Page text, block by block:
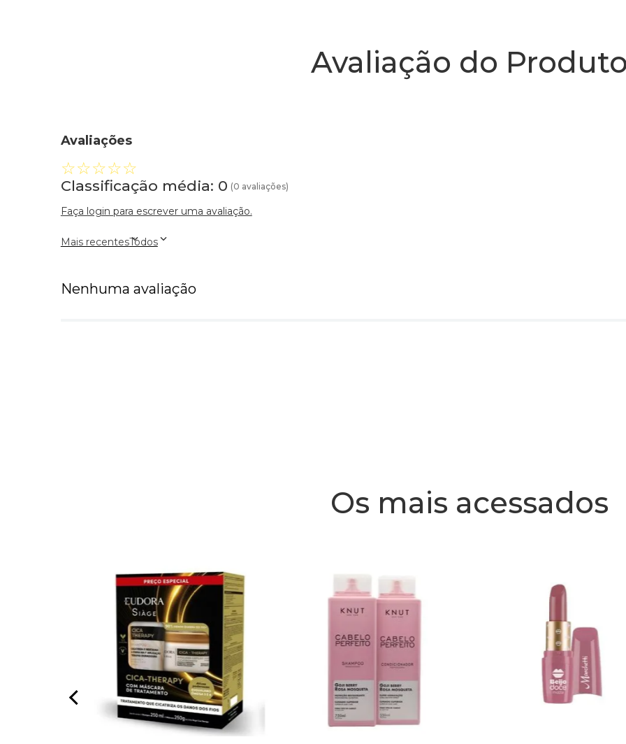
Avaliação do
Avaliações
☆☆☆☆☆
Classificação média: 0 (0 avaliações)
Faça login para escrever uma avaliação.
Mais recentesTodos
Nenhuma avaliação
Os mais acessados